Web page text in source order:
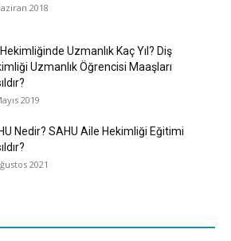
2018
Uzmanlık Kaç Yıl? Diş
Uzmanlık Öğrencisi Maaşları
2019
Nedir? SAHU Aile Hekimliği Eğitimi
2021